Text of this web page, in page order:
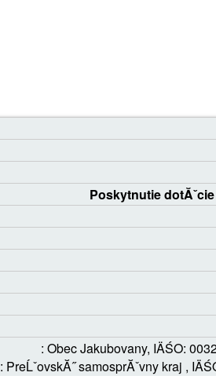
Poskytnutie
: Obec Jakubovany, IÄŚO:
: PreĹˇovskĂ˝ samosprĂˇvny kraj ,